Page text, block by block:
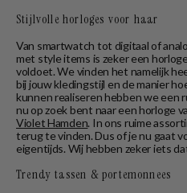
Stijlvolle horloges voor haar
Van smartwatch tot digitaal of
met style items is zeker een
voldoet. We vinden het namelijk
bij jouw kledingstijl en de manier
kunnen realiseren hebben we een
nu op zoek bent naar een horloge
Violet Hamden. In ons ruime
terug te vinden. Dus of je nu gaat
eigentijds. Wij hebben zeker iets
Trendy tassen & portemonnees